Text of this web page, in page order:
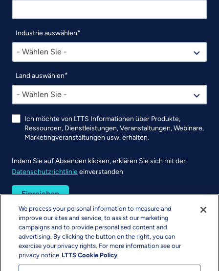
Industrie auswählen
- Wählen Sie -
Land auswählen
- Wählen Sie -
Ich möchte von LTTS Informationen über Produkte,
Ressourcen, Dienstleistungen, Veranstaltungen, Webinare,
Marketingveranstaltungen usw. erhalten.
Indem Sie auf Absenden klicken, erklären Sie sich mit der
Datenschutzrichtlinie einverstanden
UTM
We process your personal information to measure and
improve our sites and service, to assist our marketing
campaigns and to provide personalised content and
advertising. By clicking the button on the right, you can
exercise your privacy rights. For more information see our
privacy notice LTTS Cookie Policy